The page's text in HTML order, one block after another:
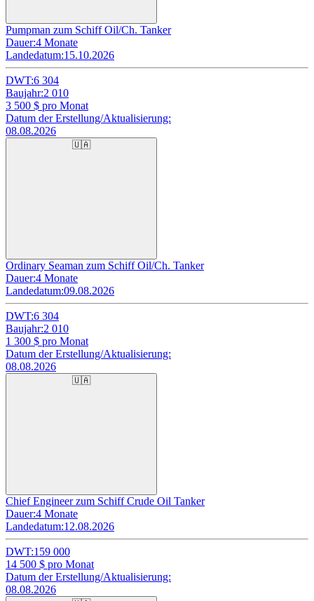
Pumpman zum Schiff Oil/Ch. Tanker
Dauer:4 Monate
Landedatum:15.10.2026
DWT:6 304
Baujahr:2 010
3 500 $ pro Monat
Datum der Erstellung/Aktualisierung:
08.08.2026
🇺🇦
Ordinary Seaman zum Schiff Oil/Ch. Tanker
Dauer:4 Monate
Landedatum:09.08.2026
DWT:6 304
Baujahr:2 010
1 300 $ pro Monat
Datum der Erstellung/Aktualisierung:
08.08.2026
🇺🇦
Chief Engineer zum Schiff Crude Oil Tanker
Dauer:4 Monate
Landedatum:12.08.2026
DWT:159 000
14 500 $ pro Monat
Datum der Erstellung/Aktualisierung:
08.08.2026